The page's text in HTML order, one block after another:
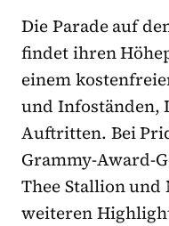
Die Parade auf
findet ihren
einem
und Infoständen,
Auftritten. Bei
Grammy-Award-
Thee Stallion und
weiteren